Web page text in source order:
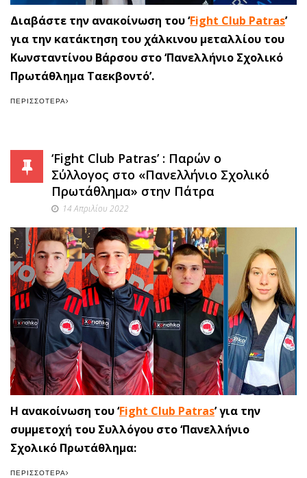
Διαβάστε την ανακοίνωση του ‘Fight Club Patras’
για την κατάκτηση του χάλκινου μεταλλίου του
Κωνσταντίνου Βάρσου στο ‘Πανελλήνιο Σχολικό
Πρωτάθλημα Ταεκβοντό’.
ΠΕΡΙΣΣΌΤΕΡΑ
‘Fight Club Patras’ : Παρών ο
Σύλλογος στο «Πανελλήνιο Σχολικό
Πρωτάθλημα» στην Πάτρα
14 Απριλίου 2022
Η ανακοίνωση του ‘Fight Club Patras’ για την
συμμετοχή του Συλλόγου στο ‘Πανελλήνιο
Σχολικό Πρωτάθλημα:
ΠΕΡΙΣΣΌΤΕΡΑ